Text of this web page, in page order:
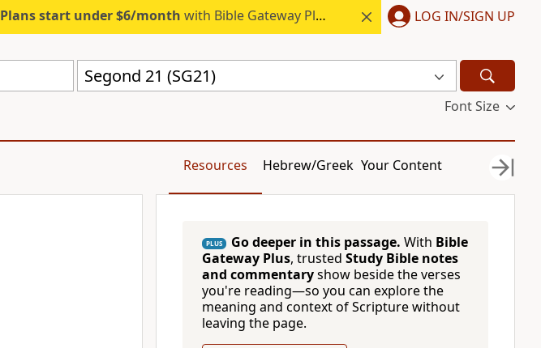
Plans start under $6/month with Bible Gateway Plus. LOG IN/SIGN UP
Segond 21 (SG21)
Font Size
Resources Hebrew/Greek Your Content
PLUS Go deeper in this passage. With Bible
Gateway Plus, trusted Study Bible notes
and commentaryshow beside the verses
you're reading—so you can explore the
meaning and context of Scripture without
leaving the page.